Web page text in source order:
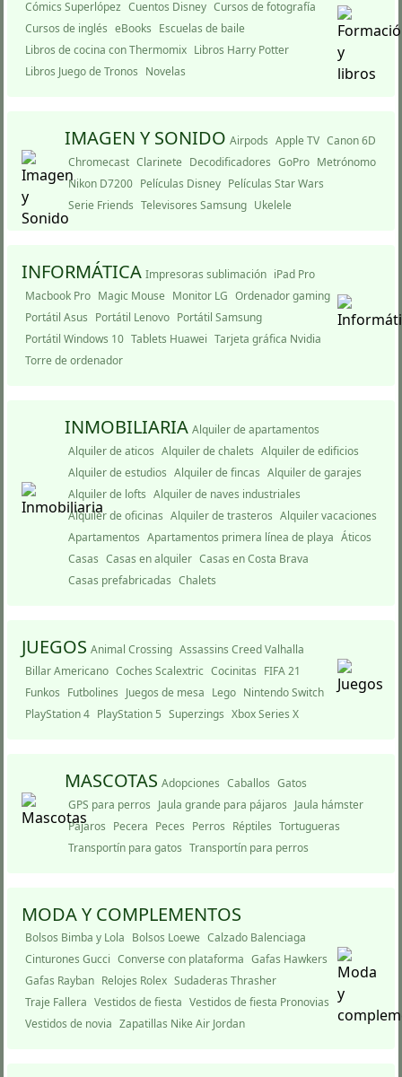
Cómics Superlópez Cuentos Disney Cursos de fotografí­a
Cursos de inglés eBooks Escuelas de baile
Libros de cocina con Thermomix Libros Harry Potter
Libros Juego de Tronos Novelas
IMAGEN Y SONIDO Airpods Apple TV Canon 6D
Chromecast Clarinete Decodificadores GoPro Metrónomo
Nikon D7200 Pelí­culas Disney Pelí­culas Star Wars
Serie Friends Televisores Samsung Ukelele
INFORMÁTICA Impresoras sublimación iPad Pro
Macbook Pro Magic Mouse Monitor LG Ordenador gaming
Portátil Asus Portátil Lenovo Portátil Samsung
Portátil Windows 10 Tablets Huawei Tarjeta gráfica Nvidia
Torre de ordenador
INMOBILIARIA Alquiler de apartamentos
Alquiler de aticos Alquiler de chalets Alquiler de edificios
Alquiler de estudios Alquiler de fincas Alquiler de garajes
Alquiler de lofts Alquiler de naves industriales
Alquiler de oficinas Alquiler de trasteros Alquiler vacaciones
Apartamentos Apartamentos primera lí­nea de playa Áticos
Casas Casas en alquiler Casas en Costa Brava
Casas prefabricadas Chalets
JUEGOS Animal Crossing Assassins Creed Valhalla
Billar Americano Coches Scalextric Cocinitas FIFA 21
Funkos Futbolines Juegos de mesa Lego Nintendo Switch
PlayStation 4 PlayStation 5 Superzings Xbox Series X
MASCOTAS Adopciones Caballos Gatos
GPS para perros Jaula grande para pájaros Jaula hámster
Pájaros Pecera Peces Perros Réptiles Tortugueras
Transportí­n para gatos Transportí­n para perros
MODA Y COMPLEMENTOS
Bolsos Bimba y Lola Bolsos Loewe Calzado Balenciaga
Cinturones Gucci Converse con plataforma Gafas Hawkers
Gafas Rayban Relojes Rolex Sudaderas Thrasher
Traje Fallera Vestidos de fiesta Vestidos de fiesta Pronovias
Vestidos de novia Zapatillas Nike Air Jordan